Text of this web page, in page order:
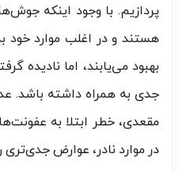
پردازیم. با وجود اینکه
هستند و در اغلب موارد خود
بهبود می‌یابند، اما نادیده
جدی به همراه داشته
مقعدی، خطر ابتلا به
در موارد نادر، عوارض جدی‌تری